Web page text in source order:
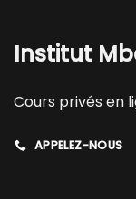
Institut
Cours privés en
APPELEZ-NOUS